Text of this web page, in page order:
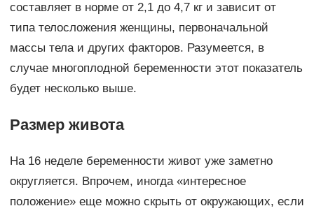
составляет в норме от 2,1 до 4,7 кг и зависит от
типа телосложения женщины, первоначальной
массы тела и других факторов. Разумеется, в
случае многоплодной беременности этот показатель
будет несколько выше.
Размер живота
На 16 неделе беременности живот уже заметно
округляется. Впрочем, иногда «интересное
положение» еще можно скрыть от окружающих, если